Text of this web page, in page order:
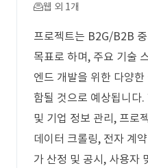
웹 외 1개
프로젝트는 B2G/B2B
목표로 하며, 주요 기술
엔드 개발을 위한 다양
함될 것으로 예상됩니다
및 기업 정보 관리, 프로
데이터 크롤링, 전자 계
가 산정 및 공시, 사용자